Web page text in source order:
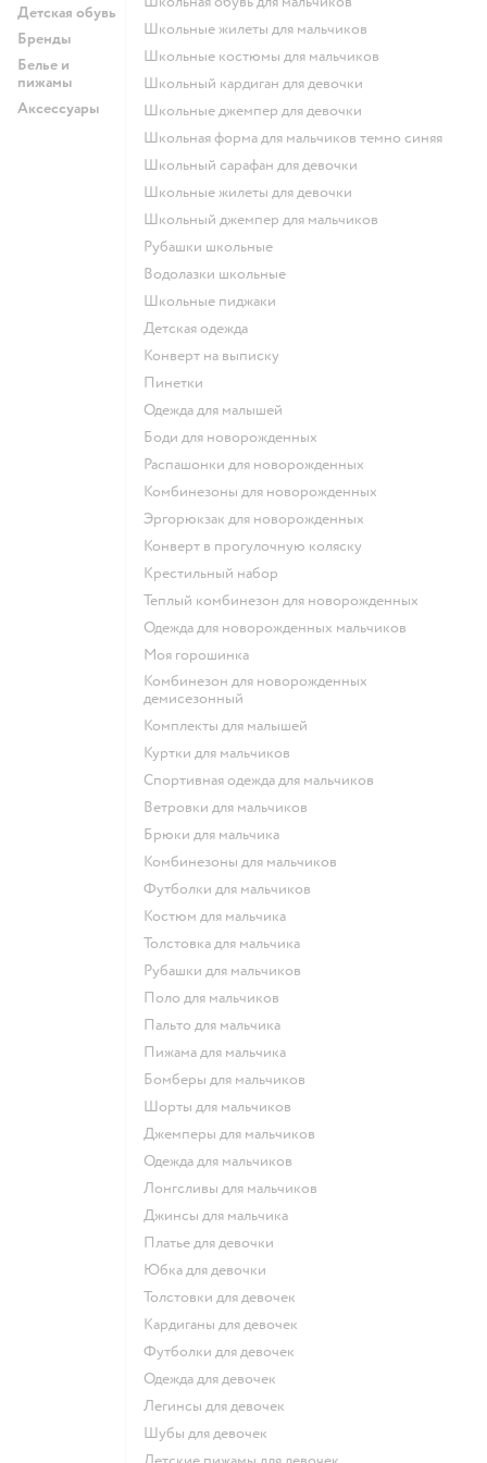
Детская обувь
Бренды
Белье и
пижамы
Аксессуары
Школьные жилеты для мальчиков
Школьные костюмы для мальчиков
Школьный кардиган для девочки
Школьные джемпер для девочки
Школьная форма для мальчиков темно синяя
Школьный сарафан для девочки
Школьные жилеты для девочки
Школьный джемпер для мальчиков
Рубашки школьные
Водолазки школьные
Школьные пиджаки
Детская одежда
Конверт на выписку
Пинетки
Одежда для малышей
Боди для новорожденных
Распашонки для новорожденных
Комбинезоны для новорожденных
Эргорюкзак для новорожденных
Конверт в прогулочную коляску
Крестильный набор
Теплый комбинезон для новорожденных
Одежда для новорожденных мальчиков
Моя горошинка
Комбинезон для новорожденных
демисезонный
Комплекты для малышей
Куртки для мальчиков
Спортивная одежда для мальчиков
Ветровки для мальчиков
Брюки для мальчика
Комбинезоны для мальчиков
Футболки для мальчиков
Костюм для мальчика
Толстовка для мальчика
Рубашки для мальчиков
Поло для мальчиков
Пальто для мальчика
Пижама для мальчика
Бомберы для мальчиков
Шорты для мальчиков
Джемперы для мальчиков
Одежда для мальчиков
Лонгсливы для мальчиков
Джинсы для мальчика
Платье для девочки
Юбка для девочки
Толстовки для девочек
Кардиганы для девочек
Футболки для девочек
Одежда для девочек
Легинсы для девочек
Шубы для девочек